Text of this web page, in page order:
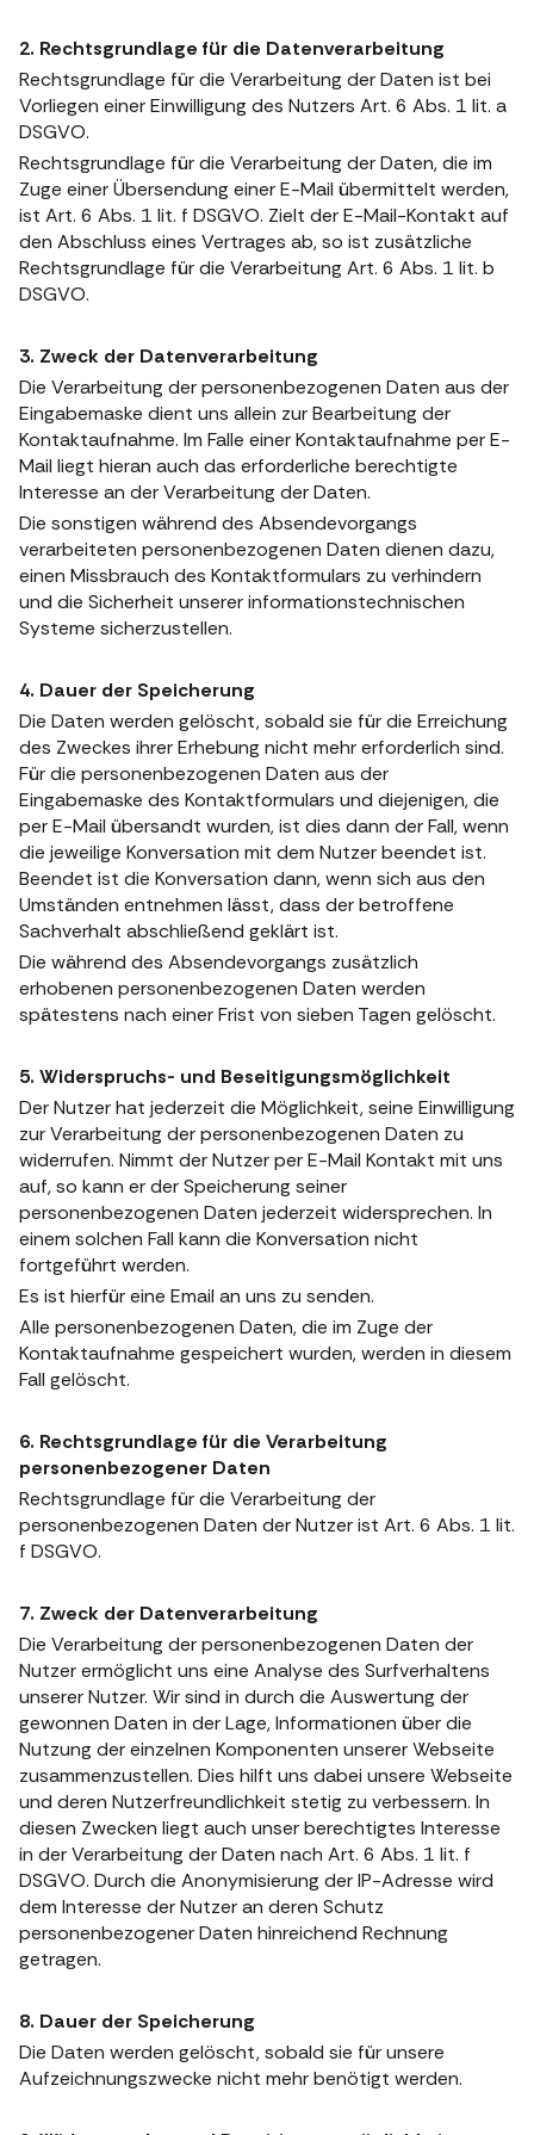
2. Rechtsgrundlage für die Datenverarbeitung
Rechtsgrundlage für die Verarbeitung der Daten ist bei
Vorliegen einer Einwilligung des Nutzers Art. 6 Abs. 1 lit. a
DSGVO.
Rechtsgrundlage für die Verarbeitung der Daten, die im
Zuge einer Übersendung einer E-Mail übermittelt werden,
ist Art. 6 Abs. 1 lit. f DSGVO. Zielt der E-Mail-Kontakt auf
den Abschluss eines Vertrages ab, so ist zusätzliche
Rechtsgrundlage für die Verarbeitung Art. 6 Abs. 1 lit. b
DSGVO.
3. Zweck der Datenverarbeitung
Die Verarbeitung der personenbezogenen Daten aus der
Eingabemaske dient uns allein zur Bearbeitung der
Kontaktaufnahme. Im Falle einer Kontaktaufnahme per E-
Mail liegt hieran auch das erforderliche berechtigte
Interesse an der Verarbeitung der Daten.
Die sonstigen während des Absendevorgangs
verarbeiteten personenbezogenen Daten dienen dazu,
einen Missbrauch des Kontaktformulars zu verhindern
und die Sicherheit unserer informationstechnischen
Systeme sicherzustellen.
4. Dauer der Speicherung
Die Daten werden gelöscht, sobald sie für die Erreichung
des Zweckes ihrer Erhebung nicht mehr erforderlich sind.
Für die personenbezogenen Daten aus der
Eingabemaske des Kontaktformulars und diejenigen, die
per E-Mail übersandt wurden, ist dies dann der Fall, wenn
die jeweilige Konversation mit dem Nutzer beendet ist.
Beendet ist die Konversation dann, wenn sich aus den
Umständen entnehmen lässt, dass der betroffene
Sachverhalt abschließend geklärt ist.
Die während des Absendevorgangs zusätzlich
erhobenen personenbezogenen Daten werden
spätestens nach einer Frist von sieben Tagen gelöscht.
5. Widerspruchs- und Beseitigungsmöglichkeit
Der Nutzer hat jederzeit die Möglichkeit, seine Einwilligung
zur Verarbeitung der personenbezogenen Daten zu
widerrufen. Nimmt der Nutzer per E-Mail Kontakt mit uns
auf, so kann er der Speicherung seiner
personenbezogenen Daten jederzeit widersprechen. In
einem solchen Fall kann die Konversation nicht
fortgeführt werden.
Es ist hierfür eine Email an uns zu senden.
Alle personenbezogenen Daten, die im Zuge der
Kontaktaufnahme gespeichert wurden, werden in diesem
Fall gelöscht.
6. Rechtsgrundlage für die Verarbeitung
personenbezogener Daten
Rechtsgrundlage für die Verarbeitung der
personenbezogenen Daten der Nutzer ist Art. 6 Abs. 1 lit.
f DSGVO.
7. Zweck der Datenverarbeitung
Die Verarbeitung der personenbezogenen Daten der
Nutzer ermöglicht uns eine Analyse des Surfverhaltens
unserer Nutzer. Wir sind in durch die Auswertung der
gewonnen Daten in der Lage, Informationen über die
Nutzung der einzelnen Komponenten unserer Webseite
zusammenzustellen. Dies hilft uns dabei unsere Webseite
und deren Nutzerfreundlichkeit stetig zu verbessern. In
diesen Zwecken liegt auch unser berechtigtes Interesse
in der Verarbeitung der Daten nach Art. 6 Abs. 1 lit. f
DSGVO. Durch die Anonymisierung der IP-Adresse wird
dem Interesse der Nutzer an deren Schutz
personenbezogener Daten hinreichend Rechnung
getragen.
8. Dauer der Speicherung
Die Daten werden gelöscht, sobald sie für unsere
Aufzeichnungszwecke nicht mehr benötigt werden.